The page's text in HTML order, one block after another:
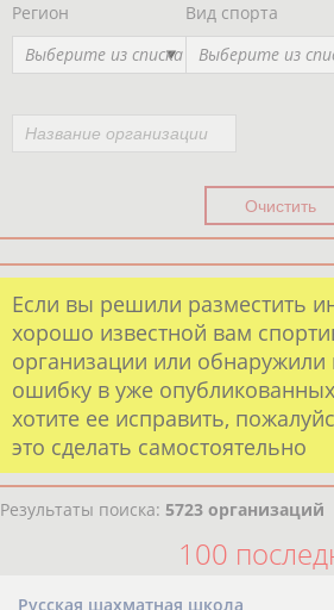
Регион
Выберите из списка
Вид спорта
Выберите из
Если вы решили разместить
хорошо известной вам
организации или обнаружили
ошибку в уже
хотите ее исправить,
это сделать самостоятельно
Результаты поиска: 5723 организаций
100
Русская шахматная школа